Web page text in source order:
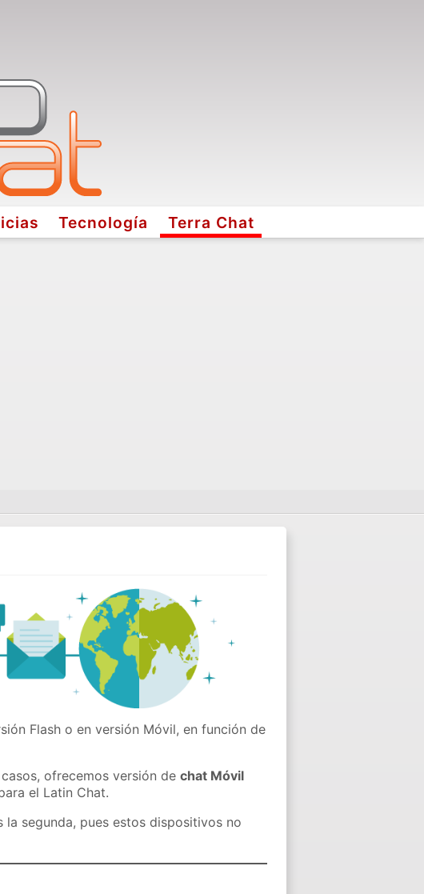
Tecnología Terra Chat
Flash o en versión Móvil, en función de
casos, ofrecemos versión dechat Móvil
el Latin Chat.
segunda, pues estos dispositivos no